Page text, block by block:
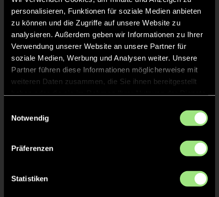
personalisieren, Funktionen für soziale Medien anbieten
zu können und die Zugriffe auf unsere Website zu
analysieren. Außerdem geben wir Informationen zu Ihrer
Verwendung unserer Website an unsere Partner für
soziale Medien, Werbung und Analysen weiter. Unsere
Partner führen diese Informationen möglicherweise mit
weiteren Daten zusammen, die Sie ihnen bereitgestellt
Notwendig
Präferenzen
Statistiken
19' KURZE ECKE
19' KURZE ECKE - VERGEBEN
18' KURZE ECKE
15'
15' ABPFIFF 1. Halbzeit